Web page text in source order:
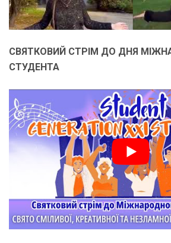
СВЯТКОВИЙ СТРІМ ДО ДНЯ
СТУДЕНТА